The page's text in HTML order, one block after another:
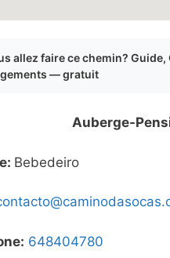
allez faire ce chemin? Guide,
— gratuit
Auberge-
Bebedeiro
648404780